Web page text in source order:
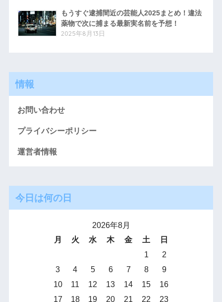
もうすぐ逮捕間近の芸能人2025まとめ！違法
薬物で次に捕まる最新実名前を予想！
2025年8月13日
情報
お問い合わせ
プライバシーポリシー
運営者情報
今日は何の日
2026年8月
月
火 水 木 金 土
日
1
2
3
4 5 6 7 8
9
10
11 12 13 14 15
16
17
18 19 20 21 22 23